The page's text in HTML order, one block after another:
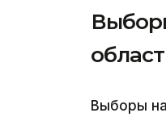
Выборы